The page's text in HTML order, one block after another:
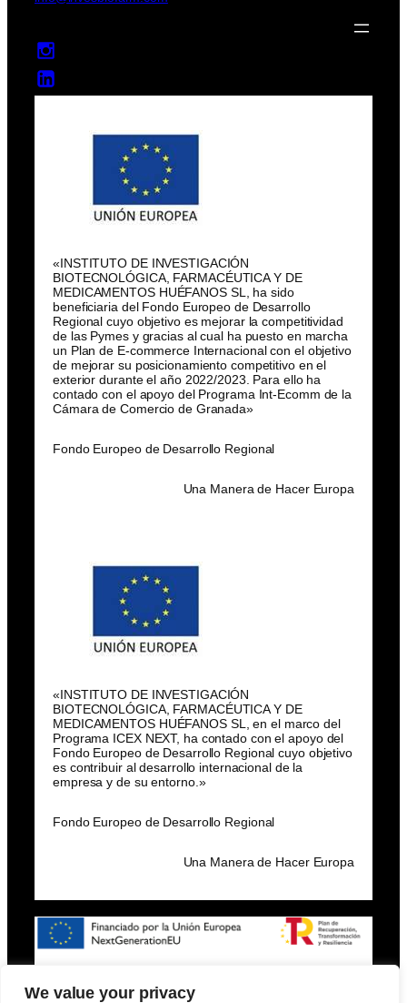
We value your privacy
«INSTITUTO DE INVESTIGACIÓN
BIOTECNOLÓGICA, FARMACÉUTICA Y DE
MEDICAMENTOS HUÉFANOS SL, ha sido
beneficiaria del Fondo Europeo de Desarrollo
Regional cuyo objetivo es mejorar la competitividad
de las Pymes y gracias al cual ha puesto en marcha
un Plan de E-commerce Internacional con el objetivo
de mejorar su posicionamiento competitivo en el
exterior durante el año 2022/2023. Para ello ha
contado con el apoyo del Programa Int-Ecomm de la
Cámara de Comercio de Granada»
Fondo Europeo de Desarrollo Regional
Una Manera de Hacer Europa
«INSTITUTO DE INVESTIGACIÓN
BIOTECNOLÓGICA, FARMACÉUTICA Y DE
MEDICAMENTOS HUÉFANOS SL, en el marco del
Programa ICEX NEXT, ha contado con el apoyo del
Fondo Europeo de Desarrollo Regional cuyo objetivo
es contribuir al desarrollo internacional de la
empresa y de su entorno.»
Fondo Europeo de Desarrollo Regional
Una Manera de Hacer Europa